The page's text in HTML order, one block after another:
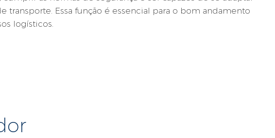
Essa função é essencial para o bom andamento
logísticos.